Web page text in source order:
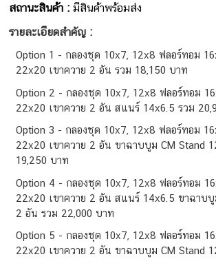
สถานะสินค้า :มีสินค้าพร้อมส่ง
รายละเอียดสำคัญ :
Option 1 - กลองชุด 10x7, 12x8 ฟลอร์ทอม
22x20 เขาควาย 2 อัน รวม 18,150 บาท
Option 2 - กลองชุด 10x7, 12x8 ฟลอร์ทอม
22x20 เขาควาย 2 อัน สแนร์ 14x6.5 รวม
Option 3 - กลองชุด 10x7, 12x8 ฟลอร์ทอม
22x20 เขาควาย 2 อัน ขาฉาบบูม CM Stand
19,250 บาท
Option 4 - กลองชุด 10x7, 12x8 ฟลอร์ทอม
22x20 เขาควาย 2 อัน สแนร์ 14x6.5 ขาฉาบ
2 อัน รวม 22,000 บาท
Option 5 - กลองชุด 10x7, 12x8 ฟลอร์ทอม
22x20 เขาควาย 2 อัน ขาฉาบบูม CM Stand